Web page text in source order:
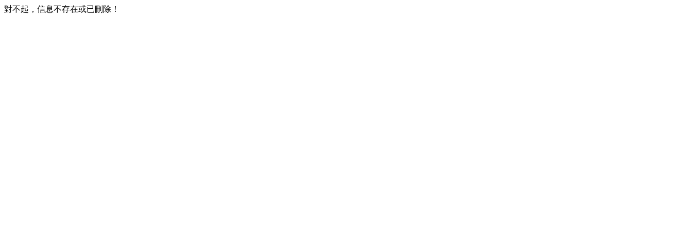
對不起，信息不存在或已刪除！